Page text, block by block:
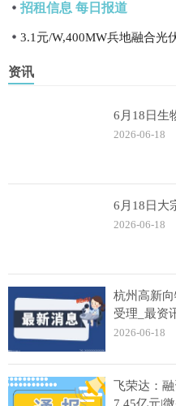
招租信息 每日报道
3.1元/W,400MW兵地融合光
资讯
6月18日生
2026-06-18
6月18日大
2026-06-18
杭州高新
受理_最资
2026-06-18
飞荣达：